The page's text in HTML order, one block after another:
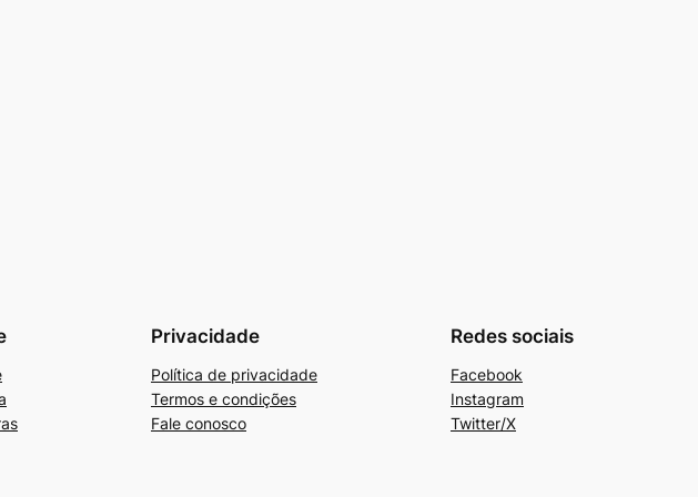
Privacidade
Política de privacidade
Termos e condições
Fale conosco
Redes sociais
Facebook
Instagram
Twitter/X